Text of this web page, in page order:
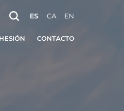
ES CA EN
CONTACTO